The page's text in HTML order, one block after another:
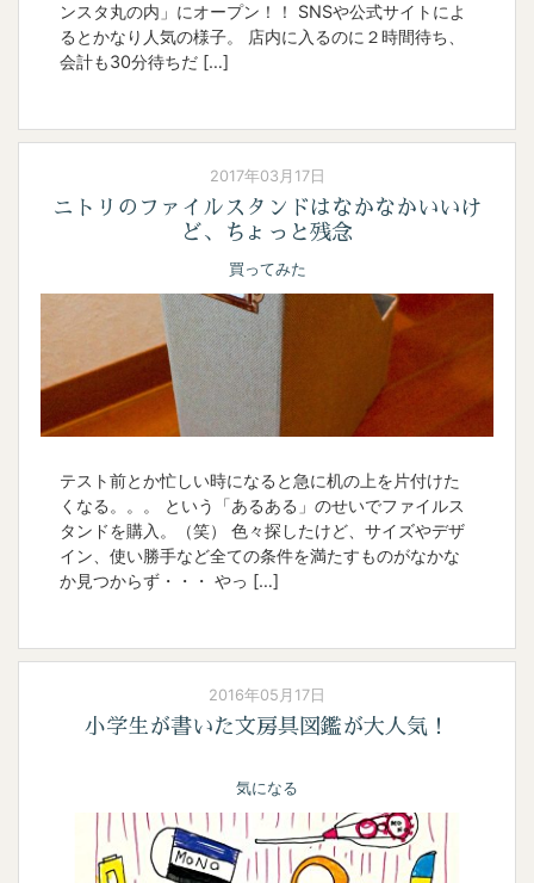
ンスタ丸の内」にオープン！！ SNSや公式サイトによ
るとかなり人気の様子。 店内に入るのに２時間待ち、
会計も30分待ちだ […]
2017年03月17日
ニトリのファイルスタンドはなかなかいいけ
ど、ちょっと残念
買ってみた
テスト前とか忙しい時になると急に机の上を片付けた
くなる。。。 という「あるある」のせいでファイルス
タンドを購入。（笑） 色々探したけど、サイズやデザ
イン、使い勝手など全ての条件を満たすものがなかな
か見つからず・・・ やっ […]
2016年05月17日
小学生が書いた文房具図鑑が大人気！
気になる